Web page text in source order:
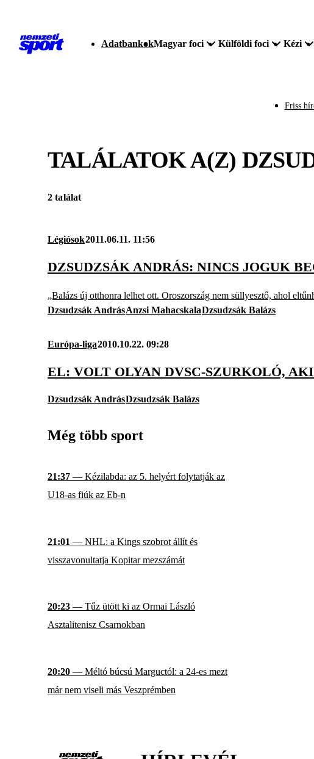
AdatbankokMagyar foci Külföldi foci Kézi
Friss
TALÁLATOK A(Z)
2 találat
Légiósok2011.06.11. 11:56
DZSUDZSÁK ANDRÁS: NINCS JOGUK
„Balázs új otthonra lelhet ott. Oroszország nem süllyesztő, ahol
Dzsudzsák AndrásAnzsi MahacskalaDzsudzsák Balázs
Európa-liga2010.10.22. 09:28
EL: VOLT OLYAN DVSC-SZURKOLÓ,
Dzsudzsák AndrásDzsudzsák Balázs
Még több sport
21:37 — Kézilabda: az 5. helyért folytatják az
U18-as fiúk az Eb-n
21:01 — NHL: a Kings szobrot állít és
visszavonultatja Kopitar mezszámát
20:23 — Tűz ütött ki az Ormai László
Asztalitenisz Csarnokban
20:20 — Méltó búcsú Marguctól: a 24-es mezt
már nem viseli más Veszprémben